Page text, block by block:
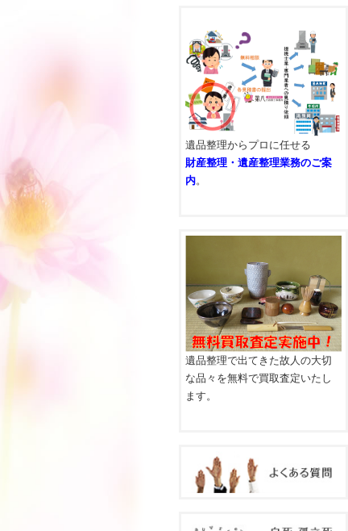
遺品整理からプロに任せる
財産整理・遺産整理業務のご案
内。
遺品整理で出てきた故人の大切
な品々を無料で買取査定いたし
ます。